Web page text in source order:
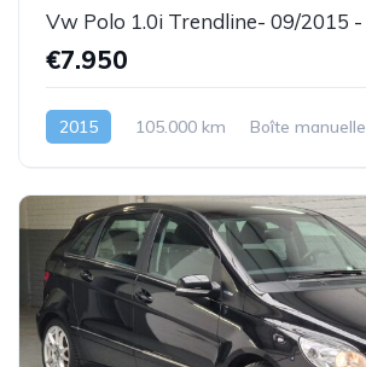
€7.950
2015 105.000 km Boîte manuelle